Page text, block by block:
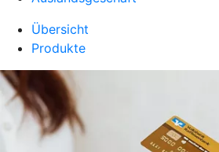
Übersicht
Produkte